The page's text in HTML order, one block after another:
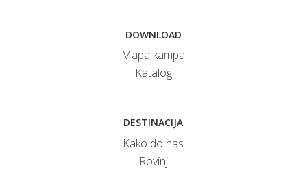
DOWNLOAD
Mapa kampa
Katalog
DESTINACIJA
Kako do nas
Rovinj